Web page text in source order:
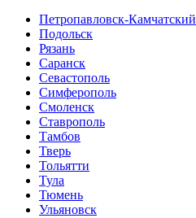
Петропавловск-Камчатский
Подольск
Рязань
Саранск
Севастополь
Симферополь
Смоленск
Ставрополь
Тамбов
Тверь
Тольятти
Тула
Тюмень
Ульяновск